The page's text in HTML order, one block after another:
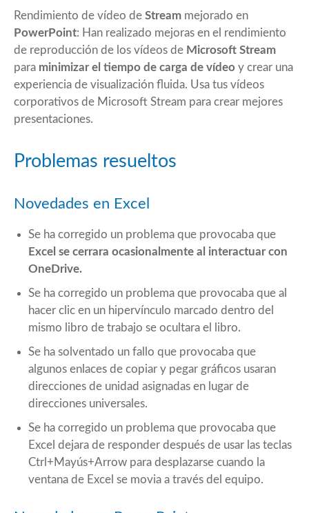
Rendimiento de vídeo de Stream mejorado en
PowerPoint: Han realizado mejoras en el rendimiento
de reproducción de los vídeos de Microsoft Stream
para minimizar el tiempo de carga de vídeo y crear una
experiencia de visualización fluida. Usa tus vídeos
corporativos de Microsoft Stream para crear mejores
presentaciones.
Problemas resueltos
Novedades en Excel
Se ha corregido un problema que provocaba que
Excel se cerrara ocasionalmente al interactuar con
OneDrive.
Se ha corregido un problema que provocaba que al
hacer clic en un hipervínculo marcado dentro del
mismo libro de trabajo se ocultara el libro.
Se ha solventado un fallo que provocaba que
algunos enlaces de copiar y pegar gráficos usaran
direcciones de unidad asignadas en lugar de
direcciones universales.
Se ha corregido un problema que provocaba que
Excel dejara de responder después de usar las teclas
Ctrl+Mayús+Arrow para desplazarse cuando la
ventana de Excel se movia a través del equipo.